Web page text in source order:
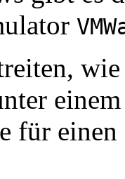
für